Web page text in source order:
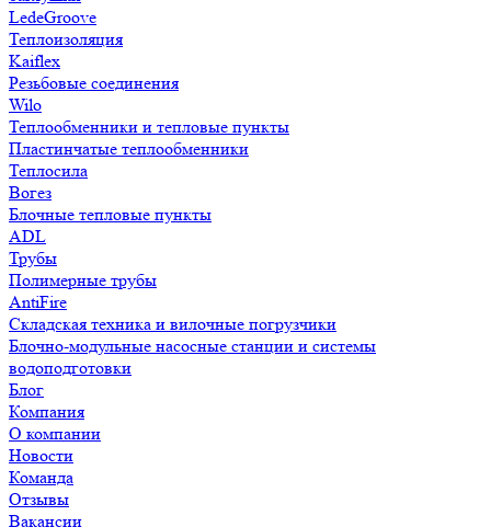
LedeGroove
Теплоизоляция
Kaiflex
Резьбовые соединения
Wilo
Теплообменники и тепловые пункты
Пластинчатые теплообменники
Теплосила
Вогез
Блочные тепловые пункты
ADL
Трубы
Полимерные трубы
AntiFire
Складская техника и вилочные погрузчики
Блочно-модульные насосные станции и системы
водоподготовки
Блог
Компания
О компании
Новости
Команда
Отзывы
Вакансии